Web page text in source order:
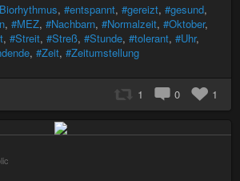
, #entspannt, #gereizt, #gesund,
, #MEZ, #Nachbarn, #Normalzeit, #Oktober,
, #Streit, #Streß, #Stunde, #tolerant, #Uhr,
, #Zeit, #Zeitumstellung
1 0 1